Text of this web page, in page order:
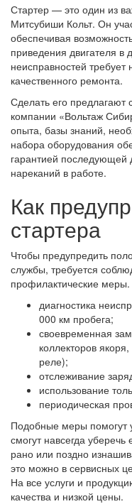
Стартер — это один из
Митсубиши Кольт. Он
обеспечивая
приведения двигателя в
неисправностей требует
качественного ремонта.
Сделать его предлагают
компании «Вольтаж
опыта, базы знаний,
набора оборудования
гарантией последующей
нареканий в работе.
Как
стартера
Чтобы предупредить
службы, требуется
профилактические
диагностика
000 км пробега;
своевременная
коллекторов
реле);
отслеживание
использование
периодическая
Подобные меры помогут
смогут навсегда
рано или поздно
это можно в сервисных
На все услуги и
качества и низкой цены.